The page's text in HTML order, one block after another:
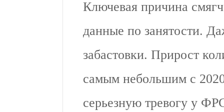
Ключевая причина
данные по занятости.
забастовки. Прирост
самым небольшим с
серьезную тревогу у